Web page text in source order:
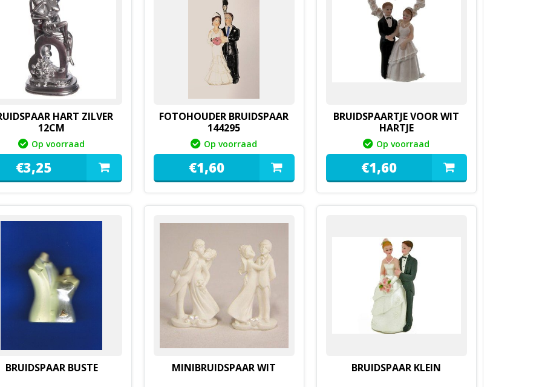
HART ZILVER
12CM
Op voorraad
€3,25
FOTOHOUDER BRUIDSPAAR
144295
Op voorraad
€1,60
BRUIDSPAARTJE VOOR WIT
HARTJE
Op voorraad
€1,60
BRUIDSPAAR BUSTE MINIBRUIDSPAAR WIT BRUIDSPAAR KLEIN